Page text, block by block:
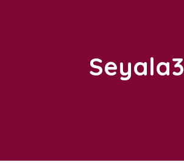
Seyala3